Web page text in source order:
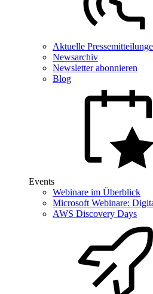
Aktuelle
Newsarchiv
Newsletter abonnieren
Blog
Events
Webinare im Überblick
Microsoft Webinare:
AWS Discovery Days